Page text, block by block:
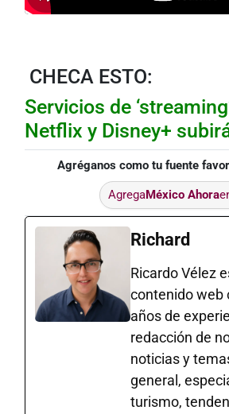
CHECA ESTO:
Servicios de
Netflix y Disney+
Agréganos como tu fuente
AgregaMéxico Ahora
Richard
Ricardo Vélez
contenido web
años de
redacción de
noticias y
general,
turismo,